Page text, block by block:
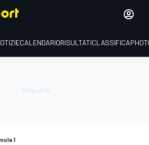
CALENDARIORISULTATICLASSIFICA
1